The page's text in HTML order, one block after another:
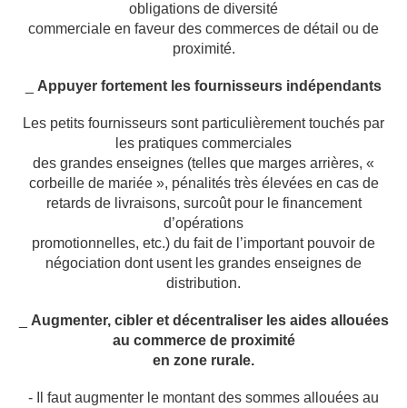
obligations de diversité
commerciale en faveur des commerces de détail ou de
proximité.
Appuyer fortement les fournisseurs indépendants
Les petits fournisseurs sont particulièrement touchés par
les pratiques commerciales
des grandes enseignes (telles que marges arrières, «
corbeille de mariée », pénalités très élevées en cas de
retards de livraisons, surcoût pour le financement
d’opérations
promotionnelles, etc.) du fait de l’important pouvoir de
négociation dont usent les grandes enseignes de
distribution.
Augmenter, cibler et décentraliser les aides allouées
au commerce de proximité
en zone rurale.
- Il faut augmenter le montant des sommes allouées au